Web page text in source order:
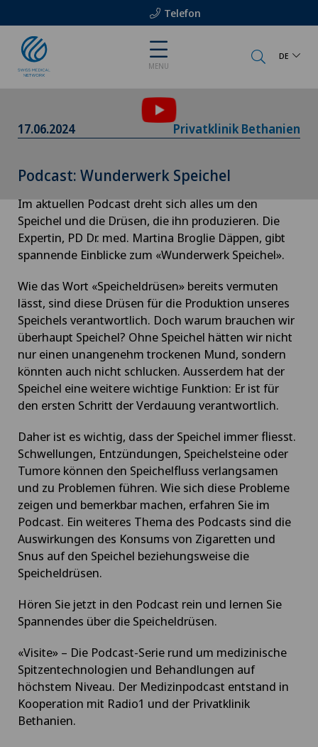
Telefon
MENU
DE
Um Ihnen diesen Inhalt anzeigen zu können,
zustimmen.
Bitte aktivieren Sie die entsprechende Option in den
Cookie-Einstellungen.
17.06.2024 Privatklinik Bethanien
Podcast: Wunderwerk Speichel
Im aktuellen Podcast dreht sich alles um den
Speichel und die Drüsen, die ihn produzieren. Die
Expertin, PD Dr. med. Martina Broglie Däppen, gibt
spannende Einblicke zum «Wunderwerk Speichel».
Wie das Wort «Speicheldrüsen» bereits vermuten
lässt, sind diese Drüsen für die Produktion unseres
Speichels verantwortlich. Doch warum brauchen wir
überhaupt Speichel? Ohne Speichel hätten wir nicht
nur einen unangenehm trockenen Mund, sondern
könnten auch nicht schlucken. Ausserdem hat der
Speichel eine weitere wichtige Funktion: Er ist für
den ersten Schritt der Verdauung verantwortlich.
Daher ist es wichtig, dass der Speichel immer fliesst.
Schwellungen, Entzündungen, Speichelsteine oder
Tumore können den Speichelfluss verlangsamen
und zu Problemen führen. Wie sich diese Probleme
zeigen und bemerkbar machen, erfahren Sie im
Podcast. Ein weiteres Thema des Podcasts sind die
Auswirkungen des Konsums von Zigaretten und
Snus auf den Speichel beziehungsweise die
Speicheldrüsen.
Hören Sie jetzt in den Podcast rein und lernen Sie
Spannendes über die Speicheldrüsen.
«Visite» – Die Podcast-Serie rund um medizinische
Spitzentechnologien und Behandlungen auf
höchstem Niveau. Der Medizinpodcast entstand in
Kooperation mit Radio1 und der Privatklinik
Bethanien.